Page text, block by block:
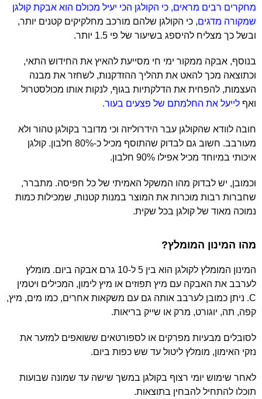
מחקרים רבים מראים, כי הקולגן הכי יעיל מכולם הוא אבקת קולגן
שמקורה מדגים, כי הקולגן שלהם מורכב מחלקיקים קטנים יותר,
ובשל כך מצליח להיספג בשיעור של פי 1.5 יותר.
בנוסף, אבקה ממקור ימי חי מסייעת להאיץ את החידוש התאי,
וכתוצאה מכך להאט את תהליך ההזדקנות, לשחזר את מבנה
העצמות, להפחית את הדלקתיות בגוף, לנקות אותו מכולסטרול
ואף לייעל את החלמתם של פצעים בעור.
חובה לוודא שהקולגן עבר הידרוליזה וכי מדובר בקולגן טהור ולא
מעורבב. חשוב גם לבדוק שהתוסף מכיל כ-80% חלבון. קולגן
איכותי במיוחד מכיל אפילו 90% חלבון.
וכמובן, יש לבדוק מהו המשקל האמיתי של כל חפיסה. מתברר,
שחברות רבות מוכרות את המוצר במנות קטנות, שמכילות כמות
נמוכה מאוד של קולגן בכל שקית.
מהו המינון המומלץ?
המינון המומלץ לקולגן הוא בין 5 ל-10 גרם אבקה ביום. מומלץ
לערבב את האבקה עם מיץ תפוזים או מיץ לימון, המכילים ויטמין
C. ניתן כמובן לערבב אותה גם עם משקאות אחרים, כמו מים, מיץ,
קפה, תה, יוגורט, מרק או שייק בריאות.
לסובלים מבעיות מפרקים או לספורטאים ששואפים למזער את
נזקי האימון, מומלץ ליטול עד שש כפות ביום.
לאחר שימוש יומי רצוף בקולגן במשך שישה עד שמונה שבועות
תוכלו להתחיל להבחין בתוצאות.